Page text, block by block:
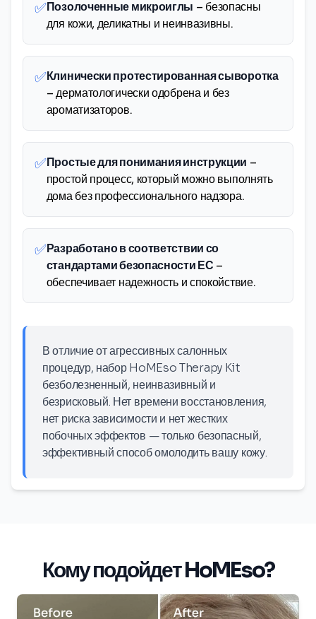
✅Позолоченные микроиглы – безопасны
для кожи, деликатны и неинвазивны.
✅Клинически протестированная сыворотка
– дерматологически одобрена и без
ароматизаторов.
✅Простые для понимания инструкции –
простой процесс, который можно выполнять
дома без профессионального надзора.
✅Разработано в соответствии со
стандартами безопасности ЕС –
обеспечивает надежность и спокойствие.
В отличие от агрессивных салонных
процедур, набор HoMEso Therapy Kit
безболезненный, неинвазивный и
безрисковый. Нет времени восстановления,
нет риска зависимости и нет жестких
побочных эффектов — только безопасный,
эффективный способ омолодить вашу кожу.
Кому подойдет HoMEso?